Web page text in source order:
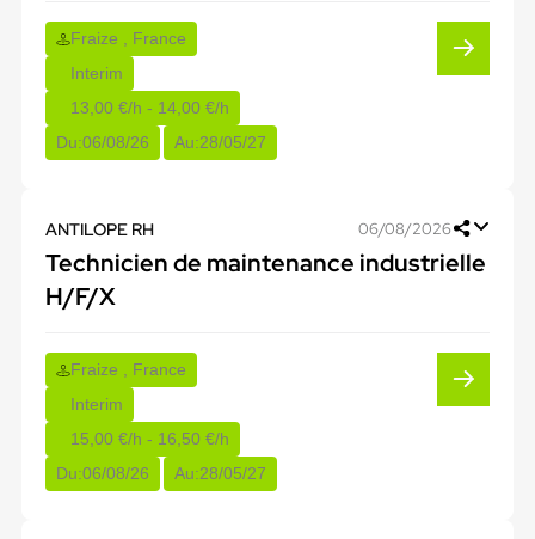
Fraize , France
Interim
13,00 €/h - 14,00 €/h
Du:06/08/26 Au:28/05/27
ANTILOPE RH 06/08/2026
Technicien de maintenance industrielle
H/F/X
Fraize , France
Interim
15,00 €/h - 16,50 €/h
Du:06/08/26 Au:28/05/27